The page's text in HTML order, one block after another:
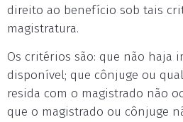
direito ao benefício sob tais
magistratura.
Os critérios são: que não haja
disponível; que cônjuge ou
resida com o magistrado não
que o magistrado ou cônjuge